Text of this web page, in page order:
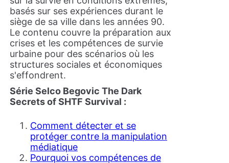
basés sur ses expériences durant le
siège de sa ville dans les années 90.
Le contenu couvre la préparation aux
crises et les compétences de survie
urbaine pour des scénarios où les
structures sociales et économiques
s'effondrent.
Série Selco Begovic The Dark
Secrets of SHTF Survival :
Comment détecter et se
protéger contre la manipulation
médiatique
Pourquoi vos compétences de